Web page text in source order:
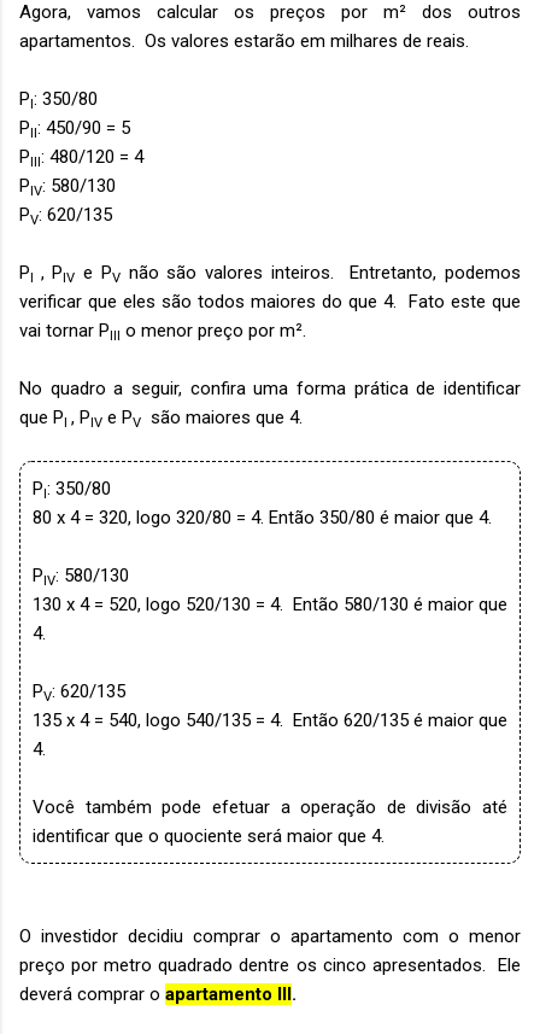
Agora, vamos calcular os preços por m² dos outros
apartamentos. Os valores estarão em milhares de reais.
PI: 350/80
PII: 450/90 = 5
PIII: 480/120 = 4
PIV: 580/130
PV: 620/135
PI , PIV e PVnão são valores inteiros. Entretanto, podemos
verificar que eles são todos maiores do que 4. Fato este que
vai tornar PIII o menor preço por m².
No quadro a seguir, confira uma forma prática de identificar
que PI , PIV e PV são maiores que 4.
PI: 350/80
80 x 4 = 320, logo 320/80 = 4. Então 350/80 é maior que 4.
PIV: 580/130
130 x 4 = 520, logo 520/130 = 4. Então 580/130 é maior que
4.
PV: 620/135
135 x 4 = 540, logo 540/135 = 4. Então 620/135 é maior que
4.
Você também pode efetuar a operação de divisão até
identificar que o quociente será maior que 4.
O investidor decidiu comprar o apartamento com o menor
preço por metro quadrado dentre os cinco apresentados. Ele
deverá comprar o apartamento III.